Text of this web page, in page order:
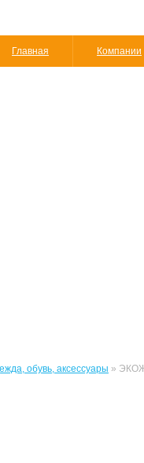
Главная Компании
обувь, аксессуары »